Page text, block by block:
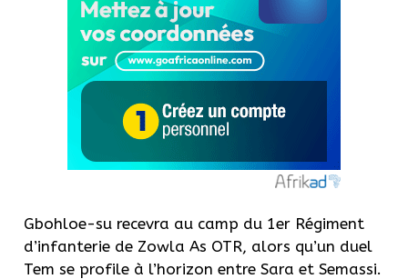
Gbohloe-su recevra au camp du 1er Régiment
d’infanterie de Zowla As OTR, alors qu’un duel
Tem se profile à l’horizon entre Sara et Semassi.